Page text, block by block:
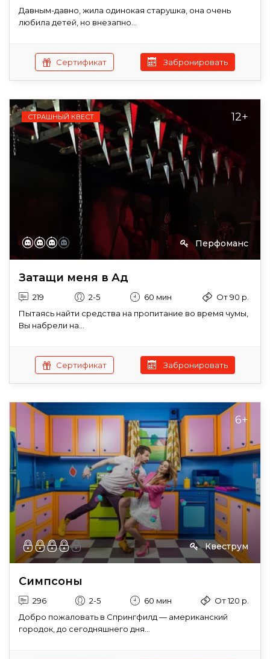
Давным-давно, жила одинокая старушка, она очень
любила детей, но внезапно...
Сертификат Забронировать
СТРАШНЫЙ КВЕСТ 12+
Перфоманс
Затащи меня в Ад
219 2-5 60 мин
От 90 р.
Пытаясь найти средства на пропитание во время чумы,
Вы набрели на...
Сертификат Забронировать
6+
Квеструм
Симпсоны
296 2-5 60 мин
От 120 р.
Добро пожаловать в Спрингфилд — американский
городок, до сегодняшнего дня...